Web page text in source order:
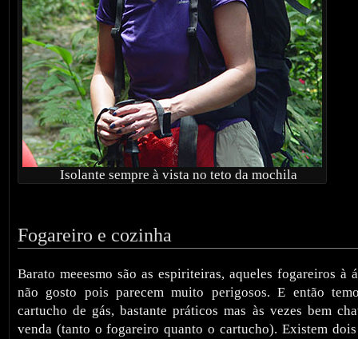
Isolante sempre à vista no teto da mochila
Fogareiro e cozinha
Barato meeesmo são as espiriteiras, aqueles fogareiros à
não gosto pois parecem muito perigosos. E então
cartucho de gás, bastante práticos mas às vezes bem
venda (tanto o fogareiro quanto o cartucho). Existem